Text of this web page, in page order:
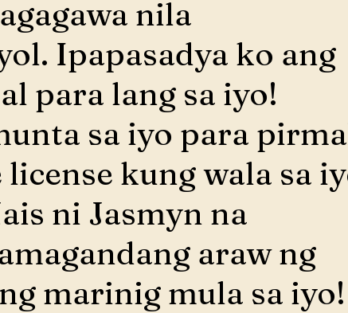
nila
Ipapasadya ko ang
para lang sa iyo!
sa iyo para
kung wala sa
ni Jasmyn na
araw ng
marinig mula sa iyo!